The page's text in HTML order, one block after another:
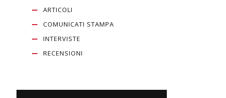
ARTICOLI
COMUNICATI STAMPA
INTERVISTE
RECENSIONI